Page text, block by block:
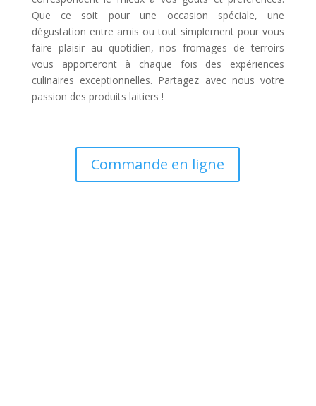
Que ce soit pour une occasion spéciale, une
dégustation entre amis ou tout simplement pour vous
faire plaisir au quotidien, nos fromages de terroirs
vous apporteront à chaque fois des expériences
culinaires exceptionnelles. Partagez avec nous votre
passion des produits laitiers !
Commande en ligne